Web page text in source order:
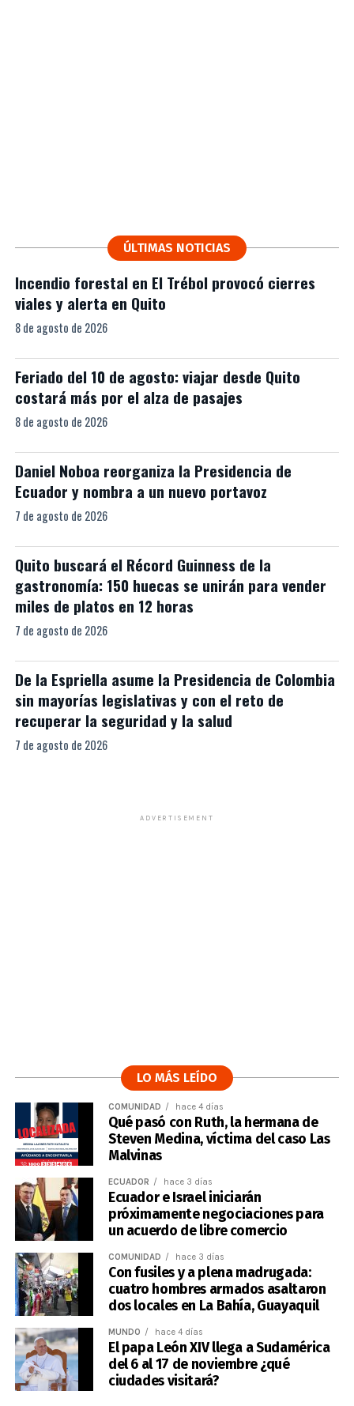
ÚLTIMAS NOTICIAS
Incendio forestal en El Trébol provocó cierres
viales y alerta en Quito
8 de agosto de 2026
Feriado del 10 de agosto: viajar desde Quito
costará más por el alza de pasajes
8 de agosto de 2026
Daniel Noboa reorganiza la Presidencia de
Ecuador y nombra a un nuevo portavoz
7 de agosto de 2026
Quito buscará el Récord Guinness de la
gastronomía: 150 huecas se unirán para vender
miles de platos en 12 horas
7 de agosto de 2026
De la Espriella asume la Presidencia de Colombia
sin mayorías legislativas y con el reto de
recuperar la seguridad y la salud
7 de agosto de 2026
ADVERTISEMENT
LO MÁS LEÍDO
COMUNIDAD hace 4 días
Qué pasó con Ruth, la hermana de
Steven Medina, víctima del caso Las
Malvinas
ECUADOR hace 3 días
Ecuador e Israel iniciarán
próximamente negociaciones para
un acuerdo de libre comercio
COMUNIDAD hace 3 días
Con fusiles y a plena madrugada:
cuatro hombres armados asaltaron
dos locales en La Bahía, Guayaquil
MUNDO hace 4 días
El papa León XIV llega a Sudamérica
del 6 al 17 de noviembre ¿qué
ciudades visitará?